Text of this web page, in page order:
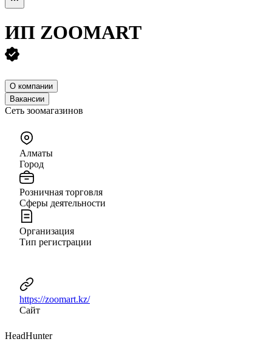
ИП ZOOMART
О компании
Вакансии
Сеть зоомагазинов
Алматы
Город
Розничная торговля
Сферы деятельности
Организация
Тип регистрации
https://zoomart.kz/
Сайт
HeadHunter